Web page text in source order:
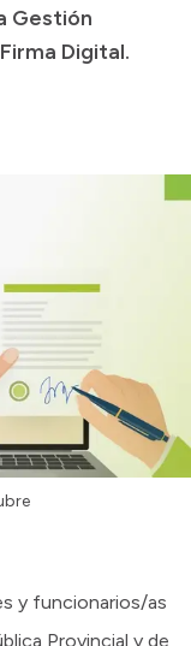
Gestión
Digital.
y funcionarios/as
Provincial y de